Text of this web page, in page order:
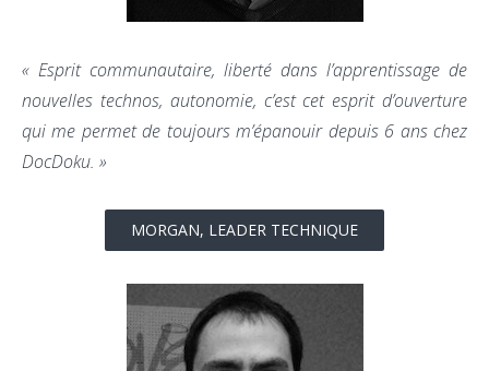
« Esprit communautaire, liberté dans l’apprentissage de
nouvelles technos, autonomie, c’est cet esprit d’ouverture
qui me permet de toujours m’épanouir depuis 6 ans chez
DocDoku. »
MORGAN, LEADER TECHNIQUE